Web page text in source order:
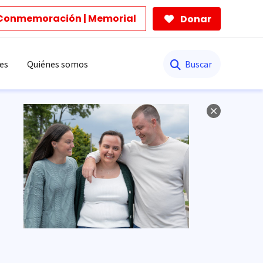
| Memorial Donar
Quiénes somos